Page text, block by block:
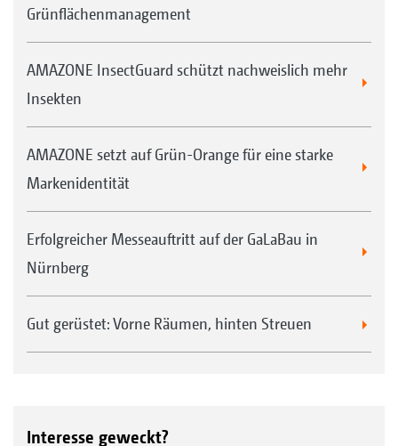
Grünflächenmanagement
AMAZONE InsectGuard schützt nachweislich mehr
Insekten
AMAZONE setzt auf Grün-Orange für eine starke
Markenidentität
Erfolgreicher Messeauftritt auf der GaLaBau in
Nürnberg
Gut gerüstet: Vorne Räumen, hinten Streuen
Interesse geweckt?